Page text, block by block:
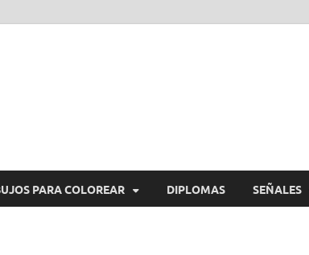
PARA COLOREAR DIPLOMAS SEÑALES